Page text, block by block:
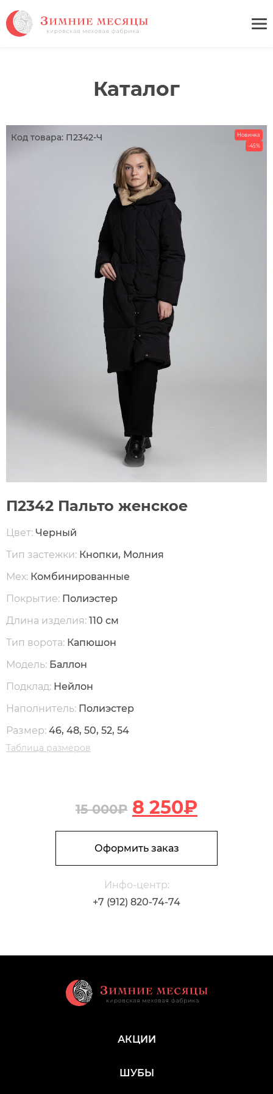
Каталог
Код товара: П2342-Ч
Новинка
-45%
П2342 Пальто женское
Цвет: Черный
Тип застежки: Кнопки, Молния
Мех: Комбинированные
Покрытие: Полиэстер
Длина изделия: 110 см
Тип ворота: Капюшон
Модель: Баллон
Подклад: Нейлон
Наполнитель: Полиэстер
Размер: 46, 48, 50, 52, 54
Таблица размеров
15 000₽ 8 250₽
В корзину
Оформить заказ
Инфо-центр:
+7 (912) 820-74-74
АКЦИИ
ШУБЫ